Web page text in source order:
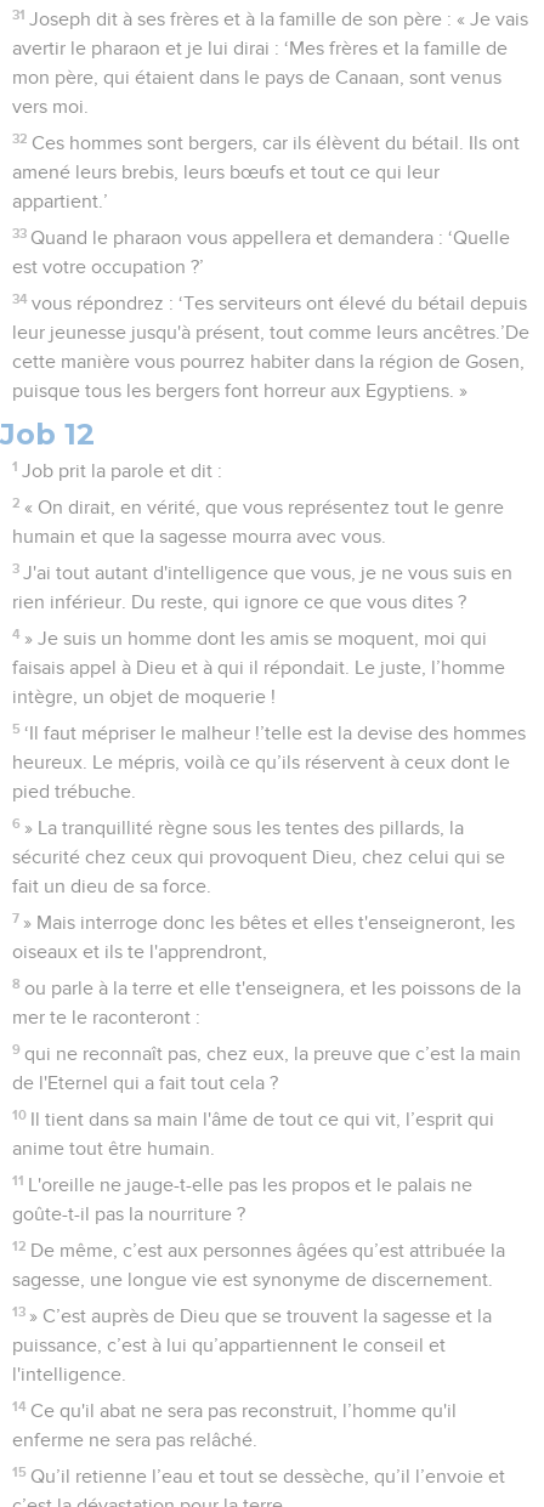
31 Joseph dit à ses frères et à la famille de son père : « Je vais
avertir le pharaon et je lui dirai : ‘Mes frères et la famille de
mon père, qui étaient dans le pays de Canaan, sont venus
vers moi.
32 Ces hommes sont bergers, car ils élèvent du bétail. Ils ont
amené leurs brebis, leurs bœufs et tout ce qui leur
appartient.’
33 Quand le pharaon vous appellera et demandera : ‘Quelle
est votre occupation ?’
34 vous répondrez : ‘Tes serviteurs ont élevé du bétail depuis
leur jeunesse jusqu'à présent, tout comme leurs ancêtres.’De
cette manière vous pourrez habiter dans la région de Gosen,
puisque tous les bergers font horreur aux Egyptiens. »
Job 12
1 Job prit la parole et dit :
2 « On dirait, en vérité, que vous représentez tout le genre
humain et que la sagesse mourra avec vous.
3 J'ai tout autant d'intelligence que vous, je ne vous suis en
rien inférieur. Du reste, qui ignore ce que vous dites ?
4 » Je suis un homme dont les amis se moquent, moi qui
faisais appel à Dieu et à qui il répondait. Le juste, l’homme
intègre, un objet de moquerie !
5 ‘Il faut mépriser le malheur !’telle est la devise des hommes
heureux. Le mépris, voilà ce qu’ils réservent à ceux dont le
pied trébuche.
6 » La tranquillité règne sous les tentes des pillards, la
sécurité chez ceux qui provoquent Dieu, chez celui qui se
fait un dieu de sa force.
7 » Mais interroge donc les bêtes et elles t'enseigneront, les
oiseaux et ils te l'apprendront,
8 ou parle à la terre et elle t'enseignera, et les poissons de la
mer te le raconteront :
9 qui ne reconnaît pas, chez eux, la preuve que c’est la main
de l'Eternel qui a fait tout cela ?
10 Il tient dans sa main l'âme de tout ce qui vit, l’esprit qui
anime tout être humain.
11 L'oreille ne jauge-t-elle pas les propos et le palais ne
goûte-t-il pas la nourriture ?
12 De même, c’est aux personnes âgées qu’est attribuée la
sagesse, une longue vie est synonyme de discernement.
13 » C’est auprès de Dieu que se trouvent la sagesse et la
puissance, c’est à lui qu’appartiennent le conseil et
l'intelligence.
14 Ce qu'il abat ne sera pas reconstruit, l’homme qu'il
enferme ne sera pas relâché.
15 Qu’il retienne l’eau et tout se dessèche, qu’il l’envoie et